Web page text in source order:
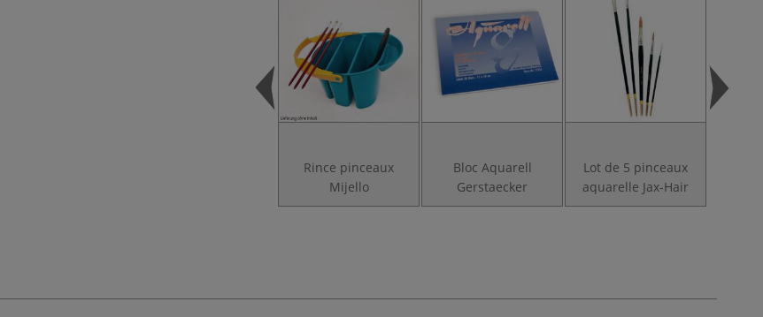
Rince pinceaux
Mijello
Bloc Aquarell
Gerstaecker
Lot de 5 pinceaux
aquarelle Jax-Hair